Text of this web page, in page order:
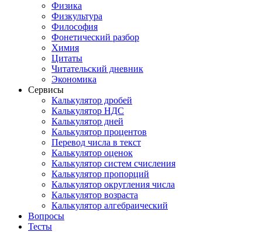
Физика
Физкультура
Философия
Фонетический разбор
Химия
Цитаты
Читательский дневник
Экономика
Сервисы
Калькулятор дробей
Калькулятор НДС
Калькулятор дней
Калькулятор процентов
Перевод числа в текст
Калькулятор оценок
Калькулятор систем счисления
Калькулятор пропорций
Калькулятор округления числа
Калькулятор возраста
Калькулятор алгебраический
Вопросы
Тесты